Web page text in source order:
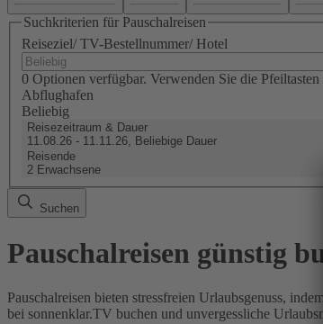
Suchkriterien für Pauschalreisen
Reiseziel/ TV-Bestellnummer/ Hotel
0 Optionen verfügbar. Verwenden Sie die
Abflughafen
Beliebig
Reisezeitraum & Dauer
11.08.26 - 11.11.26, Beliebige Dauer
Reisende
2 Erwachsene
Suchen
Pauschalreisen günstig
Pauschalreisen bieten stressfreien Urlaubsgenuss,
bei sonnenklar.TV buchen und unvergessliche